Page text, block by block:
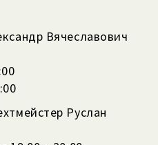
Вячеславович
Руслан